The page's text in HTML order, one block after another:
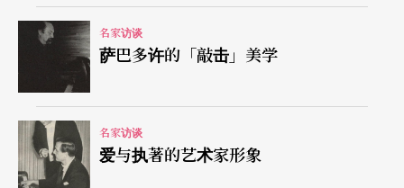
「香颂」（chansons）— －也就是「通俗歌曲」之
间的不同。无论如何，您在演唱会后，还唱了三首
通俗歌曲助兴；据我所知，您还录制过一张柯斯玛
（Joseph Kosma，1905－1969）的《香颂专集》
（注3）。
名家访谈
萨巴多许的「敲击」美学
名家访谈
爱与执著的艺术家形象